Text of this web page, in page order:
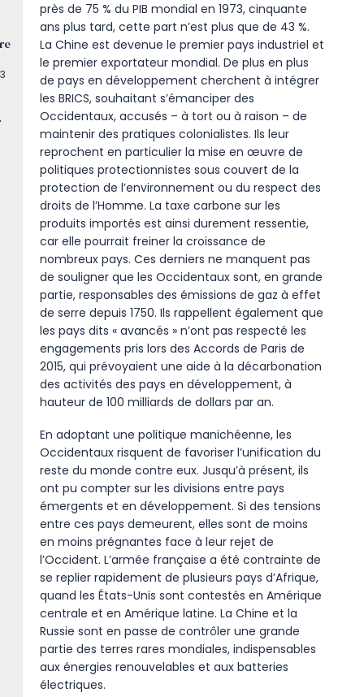
près de 75 % du PIB mondial en 1973, cinquante
ans plus tard, cette part n’est plus que de 43 %.
La Chine est devenue le premier pays industriel et
le premier exportateur mondial. De plus en plus
de pays en développement cherchent à intégrer
les BRICS, souhaitant s’émanciper des
Occidentaux, accusés – à tort ou à raison – de
maintenir des pratiques colonialistes. Ils leur
reprochent en particulier la mise en œuvre de
politiques protectionnistes sous couvert de la
protection de l’environnement ou du respect des
droits de l’Homme. La taxe carbone sur les
produits importés est ainsi durement ressentie,
car elle pourrait freiner la croissance de
nombreux pays. Ces derniers ne manquent pas
de souligner que les Occidentaux sont, en grande
partie, responsables des émissions de gaz à effet
de serre depuis 1750. Ils rappellent également que
les pays dits « avancés » n’ont pas respecté les
engagements pris lors des Accords de Paris de
2015, qui prévoyaient une aide à la décarbonation
des activités des pays en développement, à
hauteur de 100 milliards de dollars par an.
En adoptant une politique manichéenne, les
Occidentaux risquent de favoriser l’unification du
reste du monde contre eux. Jusqu’à présent, ils
ont pu compter sur les divisions entre pays
émergents et en développement. Si des tensions
entre ces pays demeurent, elles sont de moins
en moins prégnantes face à leur rejet de
l’Occident. L’armée française a été contrainte de
se replier rapidement de plusieurs pays d’Afrique,
quand les États-Unis sont contestés en Amérique
centrale et en Amérique latine. La Chine et la
Russie sont en passe de contrôler une grande
partie des terres rares mondiales, indispensables
aux énergies renouvelables et aux batteries
électriques.